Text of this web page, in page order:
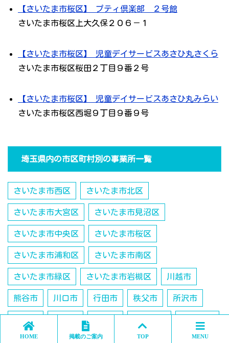
【さいたま市桜区】 プティ倶楽部 ２号館
さいたま市桜区上大久保２０６－１
【さいたま市桜区】 児童デイサービスあさひ丸さくら
さいたま市桜区桜田２丁目９番２号
【さいたま市桜区】 児童デイサービスあさひ丸みらい
さいたま市桜区西堀９丁目９番９号
埼玉県内の市区町村別の事業所一覧
さいたま市西区 さいたま市北区
さいたま市大宮区 さいたま市見沼区
さいたま市中央区 さいたま市桜区
さいたま市浦和区 さいたま市南区
さいたま市緑区 さいたま市岩槻区 川越市
熊谷市 川口市 行田市 秩父市 所沢市
飯能市
狭山市 羽生市 鴻巣市 深谷市 上尾市
HOME 掲載のご案内 TOP MENU